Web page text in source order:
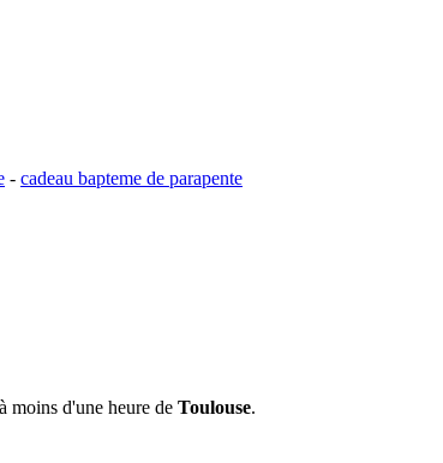
- cadeau bapteme de parapente
moins d'une heure de Toulouse.